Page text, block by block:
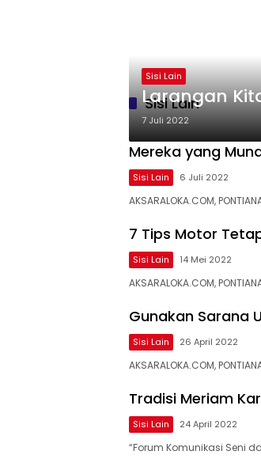
Sisi Lain
Sisi Lain
Larangan
7 Juli 2022
Mereka yang
Sisi Lain 6 Juli 2022
AKSARALOKA.COM,
7 Tips Motor
Sisi Lain 14 Mei 2022
AKSARALOKA.COM,
Gunakan Sarana
Sisi Lain 26 April 2022
AKSARALOKA.COM,
Tradisi Meriam
Sisi Lain 24 April 2022
“Forum Komunikasi Seni